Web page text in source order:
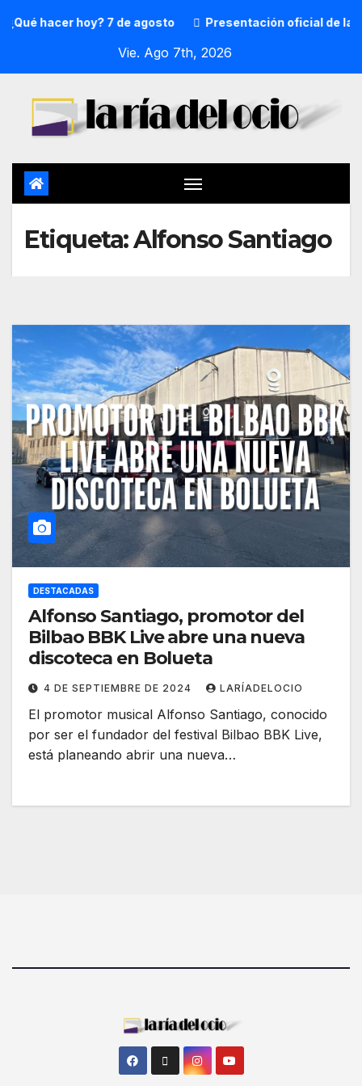
hacer hoy? 7 de agosto Presentación oficial de la
Vie. Ago 7th, 2026
Etiqueta:Alfonso Santiago
DESTACADAS
Alfonso Santiago, promotor del
Bilbao BBK Live abre una nueva
discoteca en Bolueta
4 DE SEPTIEMBRE DE 2024 LARÍADELOCIO
El promotor musical Alfonso Santiago, conocido
por ser el fundador del festival Bilbao BBK Live,
está planeando abrir una nueva…